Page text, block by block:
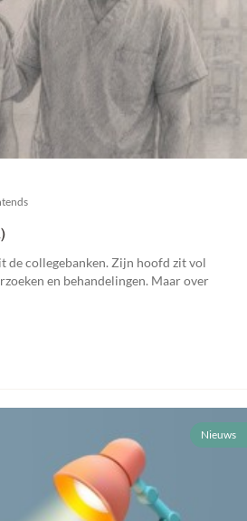
de collegebanken. Zijn hoofd zit vol
en behandelingen. Maar over
Nieuws